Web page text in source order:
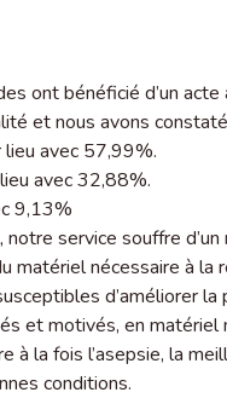
ont bénéficié d’un
et nous avons
lieu avec 57,99%.
avec 32,88%.
9,13%
service souffre
matériel nécessaire à la
d’améliorer la
et motivés, en matériel
à la fois l’asepsie, la
conditions.